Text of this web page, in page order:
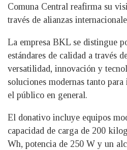
Comuna Central reafirma su
través de alianzas
La empresa BKL se distingue
estándares de calidad a través
versatilidad, innovación y
soluciones modernas tanto
el público en general.
El donativo incluye equipos
capacidad de carga de 200
Wh, potencia de 250 W y un